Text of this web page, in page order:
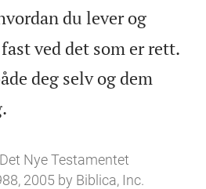
du lever og
ved det som er rett.
deg selv og dem
Nye Testamentet
2005 by Biblica, Inc.